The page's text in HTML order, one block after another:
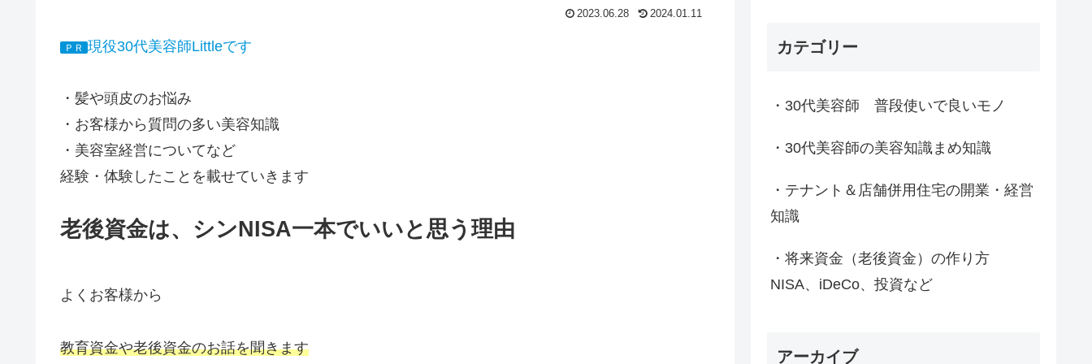
2023.06.28 2024.01.11
ＰＲ 現役30代美容師Littleです
・髪や頭皮のお悩み
・お客様から質問の多い美容知識
・美容室経営についてなど
経験・体験したことを載せていきます
老後資金は、シンNISA一本でいいと思う理由
よくお客様から
教育資金や老後資金のお話を聞きます
カテゴリー
・30代美容師 普段使いで良いモノ
・30代美容師の美容知識まめ知識
・テナント＆店舗併用住宅の開業・経営
知識
・将来資金（老後資金）の作り方
NISA、iDeCo、投資など
アーカイブ